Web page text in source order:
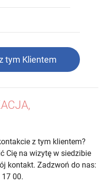
tym Klientem
z tym klientem?
Cię na wizytę w siedzibie
kontakt. Zadzwoń do nas:
00.